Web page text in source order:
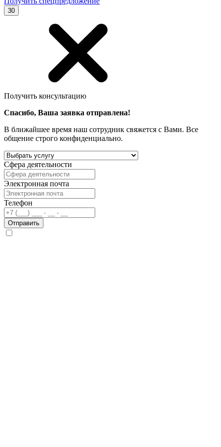
30
Получить консультацию
Спасибо, Ваша заявка отправлена!
В ближайшее время наш сотрудник свяжется с Вами. Все
общение строго конфиденциально.
Сфера деятельности
Электронная почта
Телефон
Отправить